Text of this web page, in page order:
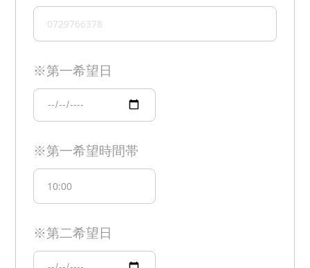
※第一希望日
※第一希望時間帯
※第二希望日